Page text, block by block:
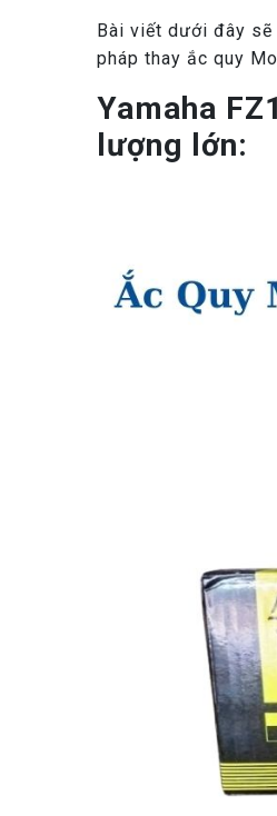
Bài viết dưới đây sẽ
pháp thay ắc quy
Yamaha
lượng lớn: